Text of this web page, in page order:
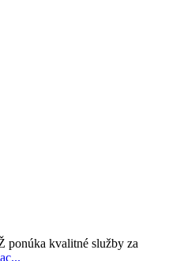
kvalitné služby za